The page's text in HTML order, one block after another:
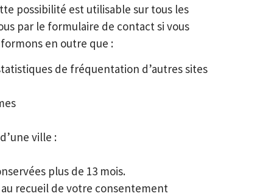
possibilité est utilisable sur tous les
par le formulaire de contact si vous
en outre que :
de fréquentation d’autres sites
ville :
plus de 13 mois.
recueil de votre consentement